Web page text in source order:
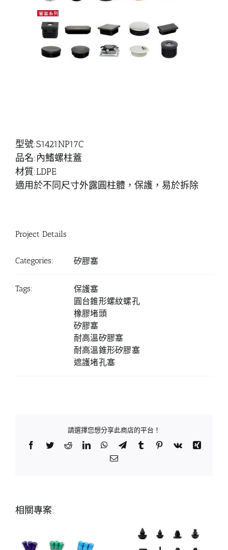
型號:S1421NP17C
品名:內鰭螺柱蓋
材質:LDPE
適用於不同尺寸外露圓柱體，保護，易於拆除
Project Details
Categories: 矽膠塞
Tags:
保護塞
圓台錐形螺紋螺孔
橡膠堵頭
矽膠塞
耐高溫矽膠塞
耐高溫錐形矽膠塞
遮護堵孔塞
請選擇您想分享此商店的平台！
Facebook
TwitterRedditLinkedInWhatsApp
TelegramTumblr Pinterest
Vk
Xing
Email:
相關專案: